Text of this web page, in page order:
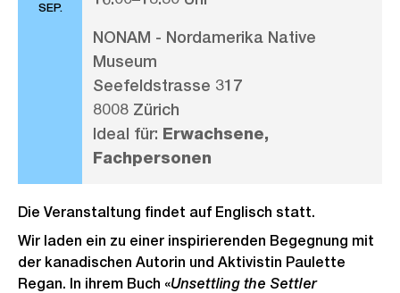
SEP.
NONAM - Nordamerika Native
Museum
Seefeldstrasse 317
8008 Zürich
Ideal für: Erwachsene,
Fachpersonen
Die Veranstaltung findet auf Englisch statt.
Wir laden ein zu einer inspirierenden Begegnung mit
der kanadischen Autorin und Aktivistin Paulette
Regan. In ihrem Buch «Unsettling the Settler